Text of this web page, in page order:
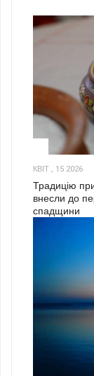
КВІТ., 15 2026
Традицію
внесли до
спадщини